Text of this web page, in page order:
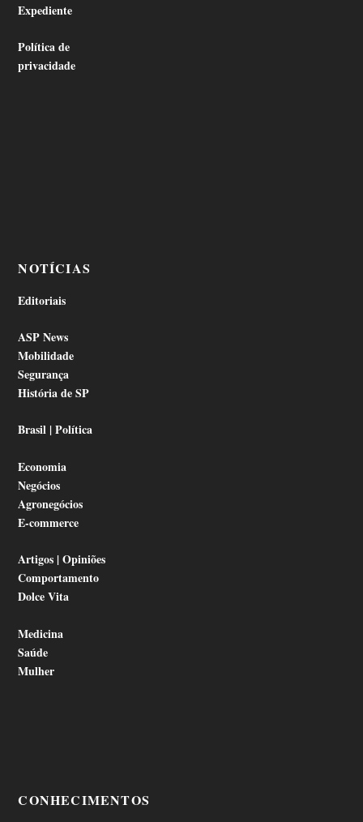
Expediente
Política de
privacidade
NOTÍCIAS
Editoriais
ASP News
Mobilidade
Segurança
História de SP
Brasil | Política
Economia
Negócios
Agronegócios
E-commerce
Artigos | Opiniões
Comportamento
Dolce Vita
Medicina
Saúde
Mulher
CONHECIMENTOS